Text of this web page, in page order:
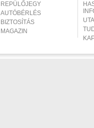
REPÜLŐJEGY
AUTÓBÉRLÉS
BIZTOSÍTÁS
MAGAZIN